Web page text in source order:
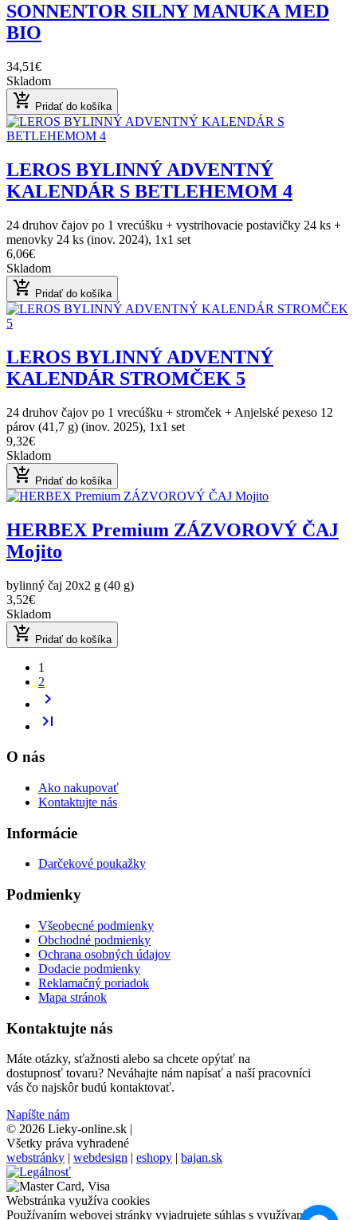
SONNENTOR SILNY MANUKA MED
BIO
34,51€
Skladom
add_shopping_cart Pridať do košíka
LEROS BYLINNÝ ADVENTNÝ
KALENDÁR S BETLEHEMOM 4
24 druhov čajov po 1 vrecúšku + vystrihovacie postavičky 24 ks +
menovky 24 ks (inov. 2024), 1x1 set
6,06€
Skladom
add_shopping_cart Pridať do košíka
LEROS BYLINNÝ ADVENTNÝ
KALENDÁR STROMČEK 5
24 druhov čajov po 1 vrecúšku + stromček + Anjelské pexeso 12
párov (41,7 g) (inov. 2025), 1x1 set
9,32€
Skladom
add_shopping_cart Pridať do košíka
HERBEX Premium ZÁZVOROVÝ ČAJ
Mojito
bylinný čaj 20x2 g (40 g)
3,52€
Skladom
add_shopping_cart Pridať do košíka
1
2
chevron_right
last_page
O nás
Ako nakupovať
Kontaktujte nás
Informácie
Darčekové poukažky
Podmienky
Všeobecné podmienky
Obchodné podmienky
Ochrana osobných údajov
Dodacie podmienky
Reklamačný poriadok
Mapa stránok
Kontaktujte nás
Máte otázky, sťažnosti alebo sa chcete opýtať na
dostupnosť tovaru? Neváhajte nám napísať a naší pracovníci
vás čo najskôr budú kontaktovať.
Napíšte nám
© 2026 Lieky-online.sk |
Všetky práva vyhradené
webstránky | webdesign | eshopy | bajan.sk
Webstránka využíva cookies
Používaním webovej stránky vyjadrujete súhlas s využívaním